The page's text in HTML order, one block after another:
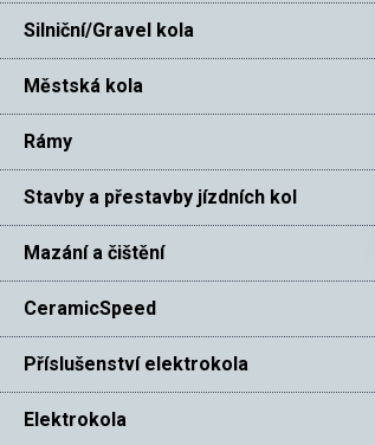
Silniční/Gravel kola
Městská kola
Rámy
Stavby a přestavby jízdních kol
Mazání a čištění
CeramicSpeed
Příslušenství elektrokola
Elektrokola